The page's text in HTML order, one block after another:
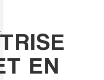
EN